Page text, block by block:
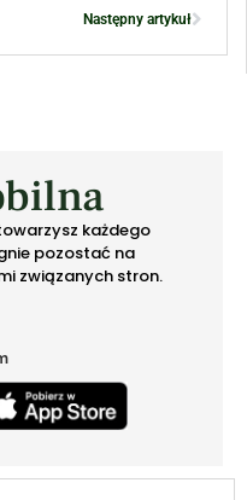
Następny artykuł
każdego
pozostać na
związanych stron.